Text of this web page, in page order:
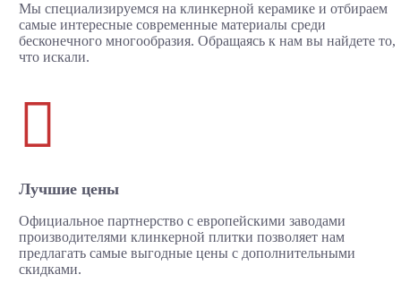
Мы специализируемся на клинкерной керамике и отбираем
самые интересные современные материалы среди
бесконечного многообразия. Обращаясь к нам вы найдете то,
что искали.

Лучшие цены
Официальное партнерство с европейскими заводами
производителями клинкерной плитки позволяет нам
предлагать самые выгодные цены с дополнительными
скидками.